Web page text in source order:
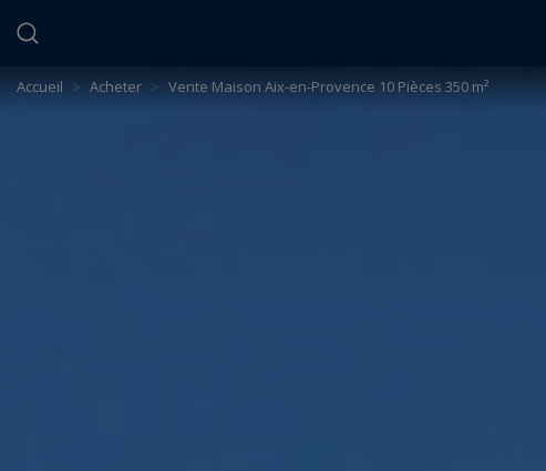
Accueil > Acheter > Vente Maison Aix-en-Provence 10 Pièces 350 m²